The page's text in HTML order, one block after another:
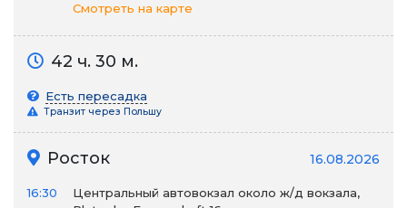
Смотреть на карте
42 ч. 30 м.
Есть пересадка
Транзит через Польшу
Росток 16.08.2026
16:30
Центральный автовокзал около ж/д вокзала,